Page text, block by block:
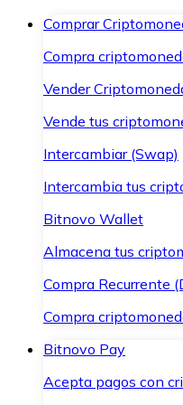
Comprar
Compra
Vender
Vende tus
Intercambiar (Swap)
Intercambia tus
Bitnovo Wallet
Almacena tus
Compra Recurrente
Compra
Bitnovo Pay
Acepta pagos con